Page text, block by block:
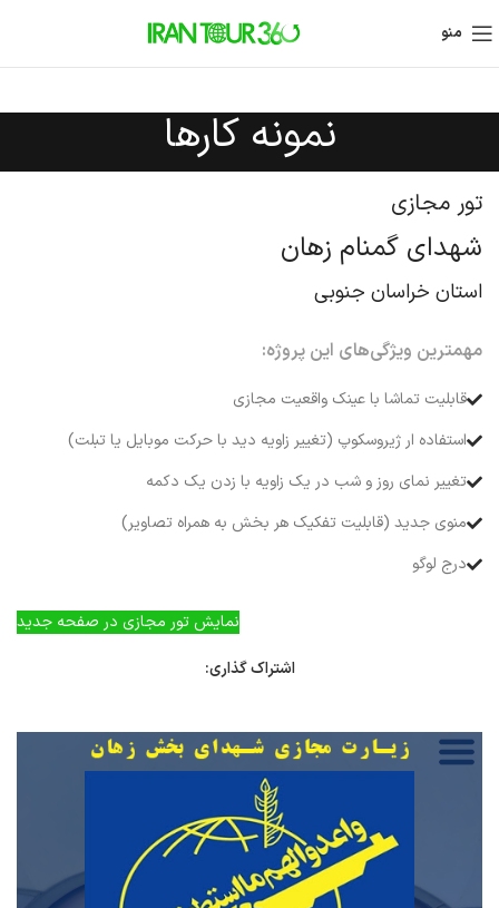
منو
نمونه کارها
تور مجازی
شهدای گمنام زهان
استان خراسان جنوبی
مهمترین ویژگی‌های این پروژه:
قابلیت تماشا با عینک واقعیت مجازی
استفاده ار ژیروسکوپ (تغییر زاویه دید با حرکت موبایل یا تبلت)
تغییر نمای روز و شب در یک زاویه با زدن یک دکمه
منوی جدید (قابلیت تفکیک هر بخش به همراه تصاویر)
درج لوگو
نمایش تور مجازی در صفحه جدید
اشتراک گذاری: